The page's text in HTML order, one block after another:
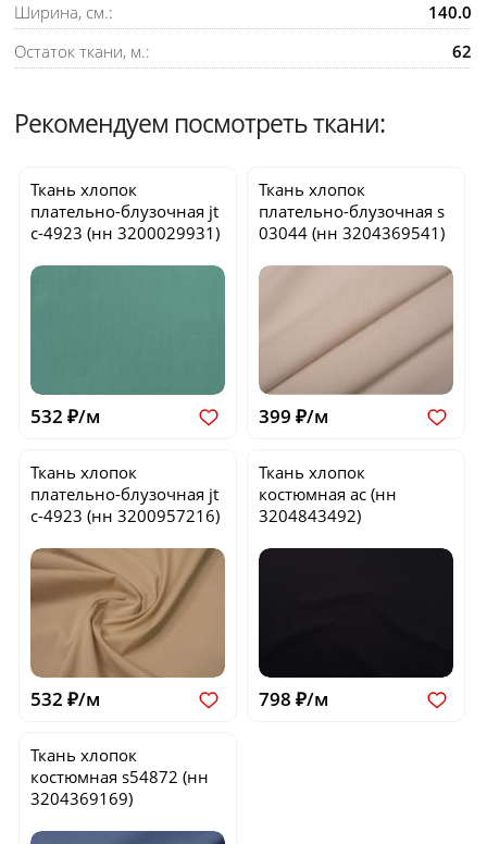
Ширина, см.:
140.0
Остаток ткани, м.:
62
Рекомендуем посмотреть ткани:
Ткань хлопок
плательно-блузочная jt
c-4923 (нн 3200029931)
532 ₽/м
Ткань хлопок
плательно-блузочнаяs
03044 (нн 3204369541)
399 ₽/м
Ткань хлопок
плательно-блузочная jt
c-4923 (нн 3200957216)
532 ₽/м
Ткань хлопок
костюмнаяac (нн
3204843492)
798 ₽/м
Ткань хлопок
костюмнаяs54872 (нн
3204369169)